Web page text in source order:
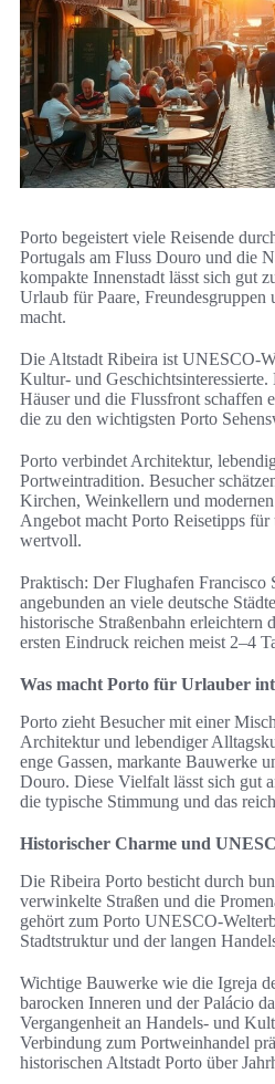
Porto begeistert viele Reisende
Portugals am Fluss Douro und die
kompakte Innenstadt lässt sich gut
Urlaub für Paare,
macht.
Die Altstadt Ribeira ist UNESCO-
Kultur- und Geschichtsinteressierte.
Häuser und die Flussfront schaffen
die zu den wichtigsten Porto
Porto verbindet Architektur,
Portweintradition. Besucher
Kirchen, Weinkellern und
Angebot macht Porto Reisetipps für
wertvoll.
Praktisch: Der Flughafen Francisco
angebunden an viele deutsche
historische Straßenbahn erleichtern
ersten Eindruck reichen meist 2–4
Was macht Porto für Urlauber
Porto zieht Besucher mit einer
Architektur und lebendiger
enge Gassen, markante Bauwerke
Douro. Diese Vielfalt lässt sich gut
die typische Stimmung und das
Historischer Charme und
Die Ribeira Porto besticht durch
verwinkelte Straßen und die
gehört zum Porto UNESCO-
Stadtstruktur und der langen
Wichtige Bauwerke wie die Igreja
barocken Inneren und der Palácio
Vergangenheit an Handels- und
Verbindung zum Portweinhandel
historischen Altstadt Porto über